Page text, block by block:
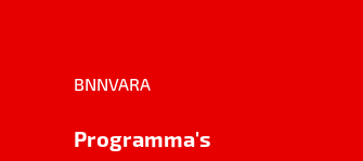
BNNVARA
Programma's